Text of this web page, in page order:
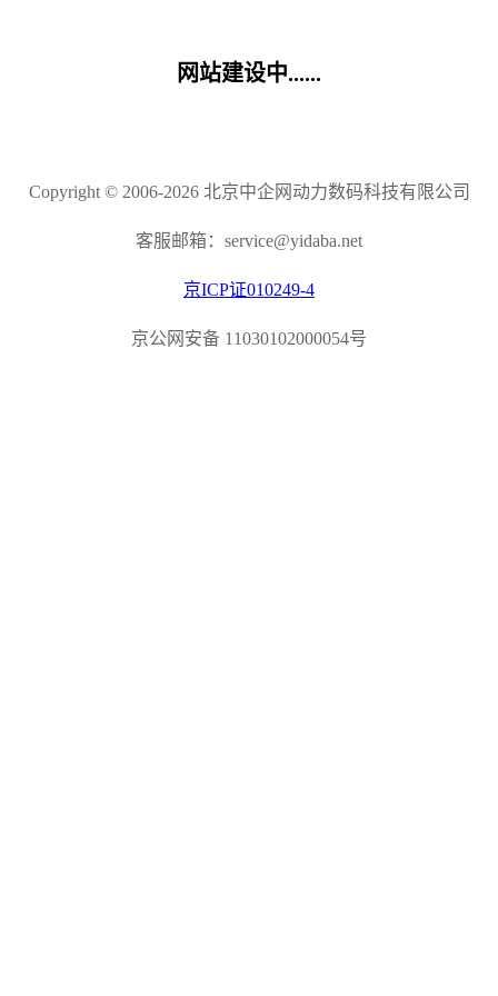
网站建设中......
Copyright © 2006-2026 北京中企网动力数码科技有限公司
客服邮箱：service@yidaba.net
京ICP证010249-4
京公网安备 11030102000054号